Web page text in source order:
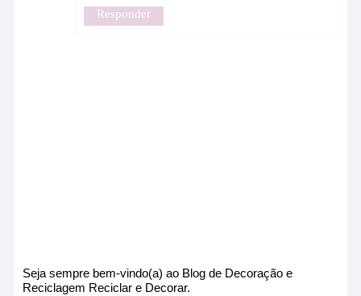
Responder
Seja sempre bem-vindo(a) ao Blog de Decoração e
Reciclagem Reciclar e Decorar.